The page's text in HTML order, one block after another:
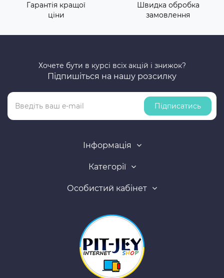
Гарантія кращої
ціни
Швидка обробка
замовлення
Хочете бути в курсі всіх акцій і знижок?
Підпишіться на нашу розсилку
Підписатись
Інформація
Категорії
Особистий кабінет